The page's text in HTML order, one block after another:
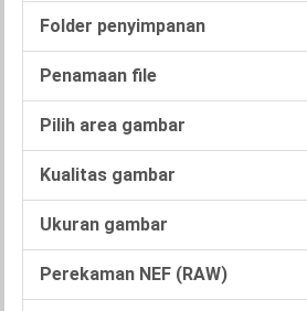
Folder penyimpanan
Penamaan file
Pilih area gambar
Kualitas gambar
Ukuran gambar
Perekaman NEF (RAW)